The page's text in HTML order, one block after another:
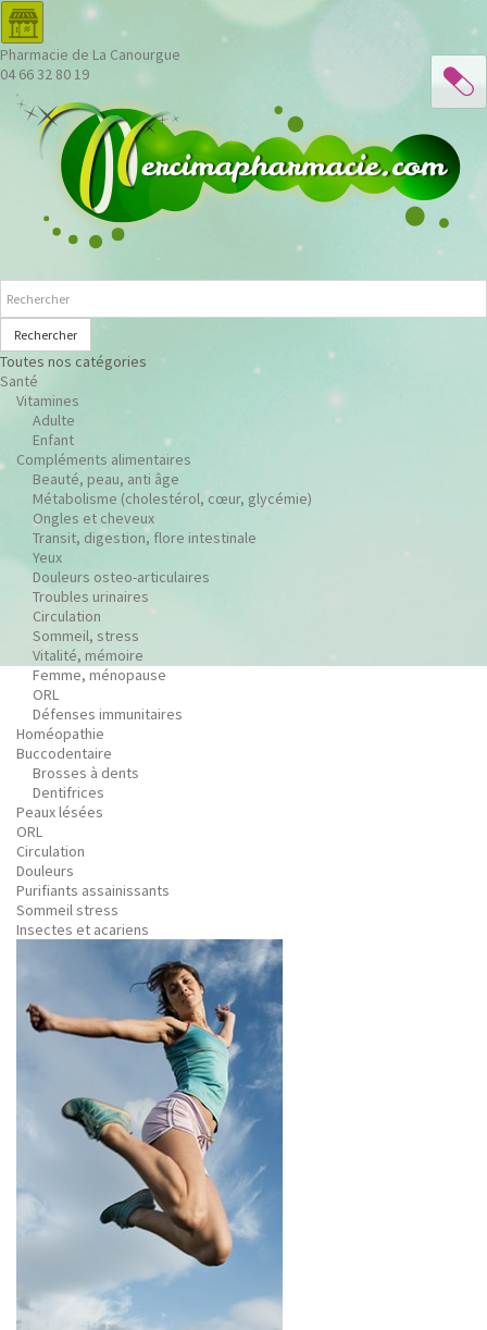
Pharmacie de La Canourgue
04 66 32 80 19
Rechercher
Toutes nos catégories
Santé
Vitamines
Adulte
Enfant
Compléments alimentaires
Beauté, peau, anti âge
Métabolisme (cholestérol, cœur, glycémie)
Ongles et cheveux
Transit, digestion, flore intestinale
Yeux
Douleurs osteo-articulaires
Troubles urinaires
Circulation
Sommeil, stress
Vitalité, mémoire
Femme, ménopause
ORL
Défenses immunitaires
Homéopathie
Buccodentaire
Brosses à dents
Dentifrices
Peaux lésées
ORL
Circulation
Douleurs
Purifiants assainissants
Sommeil stress
Insectes et acariens